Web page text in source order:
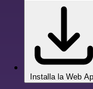
Installa la Web